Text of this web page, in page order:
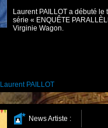
Laurent PAILLOT a débuté le
série « ENQUÊTE
Virginie Wagon.
Laurent PAILLOT
News Artiste :